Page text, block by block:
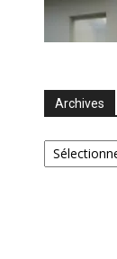
Archives
Archives